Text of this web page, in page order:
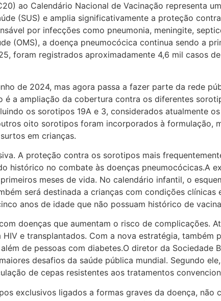
ao Calendário Nacional de Vacinação representa
(SUS) e amplia significativamente a proteção
por infecções como pneumonia, meningite,
(OMS), a doença pneumocócica continua sendo a
foram registrados aproximadamente 4,6 mil casos
de 2024, mas agora passa a fazer parte da rede
a ampliação da cobertura contra os diferentes
os sorotipos 19A e 3, considerados atualmente
oito sorotipos foram incorporados à formulação,
em crianças.
A proteção contra os sorotipos mais
histórico no combate às doenças pneumocócicas.A
meses de vida. No calendário infantil, o
será destinada a crianças com condições
anos de idade que não possuam histórico de
doenças que aumentam o risco de complicações.
e transplantados. Com a nova estratégia, também
de pessoas com diabetes.O diretor da Sociedade
desafios da saúde pública mundial. Segundo
de cepas resistentes aos tratamentos
exclusivos ligados a formas graves da doença, não